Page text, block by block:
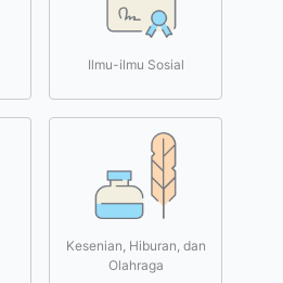
Ilmu-ilmu Sosial
Kesenian, Hiburan, dan
Olahraga